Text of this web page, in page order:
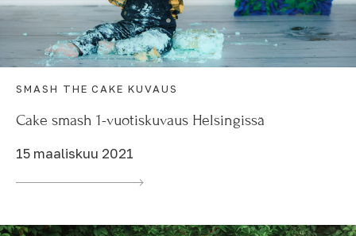
SMASH THE CAKE KUVAUS
Cake smash 1-vuotiskuvaus Helsingissä
15 maaliskuu 2021